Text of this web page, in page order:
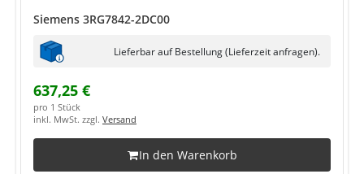
Siemens 3RG7842-2DC00
Lieferbar auf Bestellung (Lieferzeit anfragen).
637,25 €
pro 1 Stück
inkl. MwSt. zzgl. Versand
In den Warenkorb